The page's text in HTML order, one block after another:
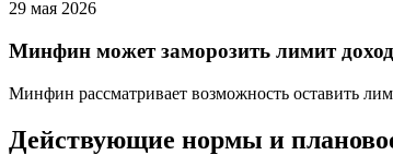
29 мая 2026
Минфин может заморозить лимит
Минфин рассматривает возможность оставить
Действующие нормы и